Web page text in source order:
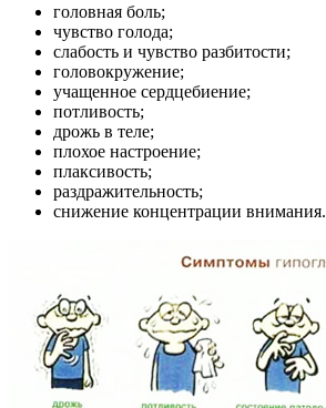
головная боль;
чувство голода;
слабость и чувство разбитости;
головокружение;
учащенное сердцебиение;
потливость;
дрожь в теле;
плохое настроение;
плаксивость;
раздражительность;
снижение концентрации внимания.